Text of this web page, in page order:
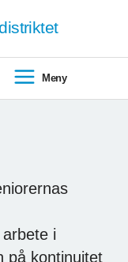
Meny
i
på kontinuitet